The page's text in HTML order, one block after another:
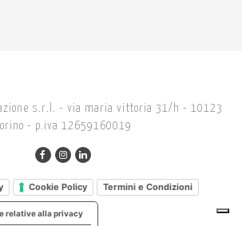
s.r.l. - via maria vittoria 31/h - 10123
- p.iva 12659160019
Cookie Policy Termini e Condizioni
relative alla privacy